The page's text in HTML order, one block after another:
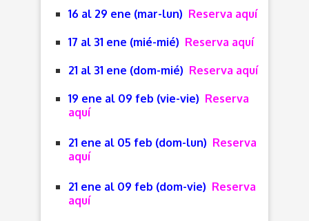
16 al 29 ene (mar-lun) Reserva aquí
17 al 31 ene (mié-mié) Reserva aquí
21 al 31 ene (dom-mié) Reserva aquí
19 ene al 09 feb (vie-vie) Reserva
aquí
21 ene al 05 feb (dom-lun) Reserva
aquí
21 ene al 09 feb (dom-vie) Reserva
aquí